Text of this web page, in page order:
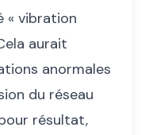
« vibration
aurait
anormales
du réseau
résultat,